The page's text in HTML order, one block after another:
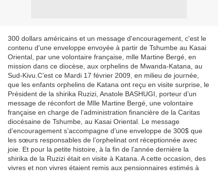
300 dollars américains et un message d'encouragement, c'est le
contenu d'une enveloppe envoyée à partir de Tshumbe au Kasai
Oriental, par une volontaire française, mlle Martine Bergé, en
mission dans ce diocèse, aux orphelins de Mwanda-Katana, au
Sud-Kivu.C’est ce Mardi 17 février 2009, en milieu de journée,
que les enfants orphelins de Katana ont reçu en visite surprise, le
Président de la shirika Ruzizi, Anatole BASHUGI, porteur d’un
message de réconfort de Mlle Martine Bergé, une volontaire
française en charge de l’administration financière de la Caritas
diocésaine de Tshumbe, au Kasai Oriental. Le message
d’encouragement s’accompagne d’une enveloppe de 300$ que
les sœurs responsables de l’orphelinat ont réceptionnée avec
joie. Et pour la petite histoire, à la fin de l’année dernière la
shirika de la Ruzizi était en visite à Katana. A cette occasion, des
vivres et non vivres étaient remis aux pensionnaires estimés à